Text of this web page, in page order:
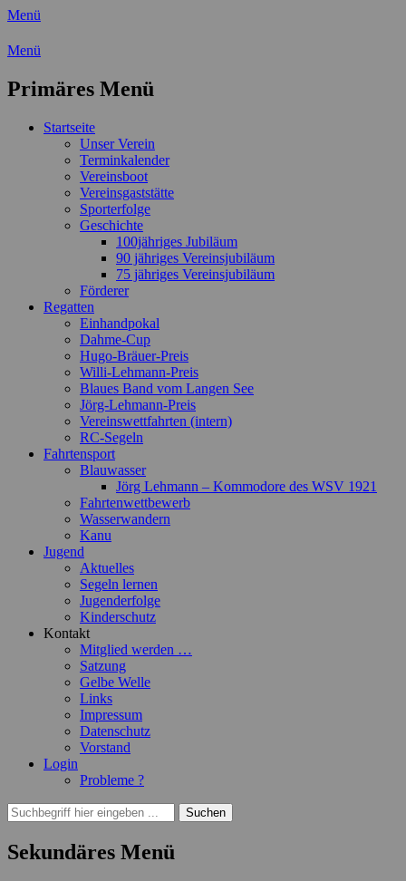
Menü
Wassersport-Verein 1921 e.V.
Freizeit mit der ganzen Familie
Menü
Primäres Menü
Zum
Startseite
Unser Verein
Terminkalender
Vereinsboot
Vereinsgaststätte
Sporterfolge
Geschichte
100jähriges Jubiläum
90 jähriges Vereinsjubiläum
75 jähriges Vereinsjubiläum
Förderer
Regatten
Einhandpokal
Dahme-Cup
Hugo-Bräuer-Preis
Willi-Lehmann-Preis
Blaues Band vom Langen See
Jörg-Lehmann-Preis
Vereinswettfahrten (intern)
RC-Segeln
Fahrtensport
Blauwasser
Jörg Lehmann – Kommodore des WSV 1921
Fahrtenwettbewerb
Wasserwandern
Kanu
Jugend
Aktuelles
Segeln lernen
Jugenderfolge
Kinderschutz
Kontakt
Mitglied werden …
Satzung
Gelbe Welle
Links
Impressum
Datenschutz
Vorstand
Login
Probleme ?
Suchen
Suchen
nach:
Sekundäres Menü